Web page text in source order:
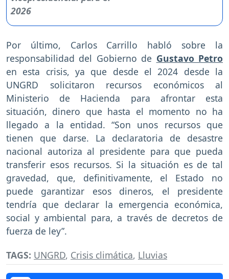
Por último, Carlos Carrillo habló sobre la
responsabilidad del Gobierno de Gustavo Petro
en esta crisis, ya que desde el 2024 desde la
UNGRD solicitaron recursos económicos al
Ministerio de Hacienda para afrontar esta
situación, dinero que hasta el momento no ha
llegado a la entidad. “Son unos recursos que
tienen que darse. La declaratoria de desastre
nacional autoriza al presidente para que pueda
transferir esos recursos. Si la situación es de tal
gravedad, que, definitivamente, el Estado no
puede garantizar esos dineros, el presidente
tendría que declarar la emergencia económica,
social y ambiental para, a través de decretos de
fuerza de ley”.
TAGS: UNGRD, Crisis climática, Lluvias